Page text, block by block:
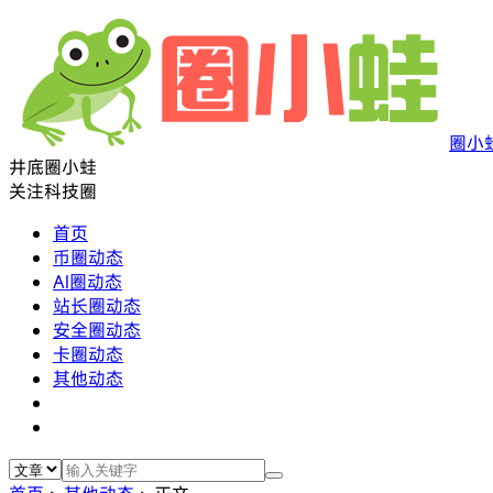
圈小
井底圈小蛙
关注科技圈
首页
币圈动态
AI圈动态
站长圈动态
安全圈动态
卡圈动态
其他动态